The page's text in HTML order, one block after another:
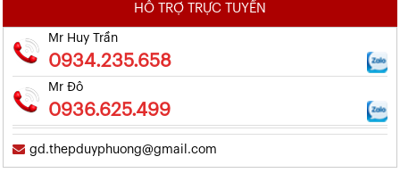
HỖ TRỢ TRỰC TUYẾN
Mr Huy Trần
0934.235.658
Mr Đô
0936.625.499
gd.thepduyphuong@gmail.com